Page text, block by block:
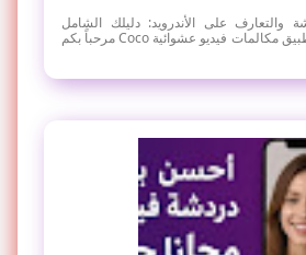
والتعارف على الأندرويد: دليلك الشامل
لاختيار الأفضل افضل تطبيق مكالمات فيديو عشوائية Coco مرحباً بكم